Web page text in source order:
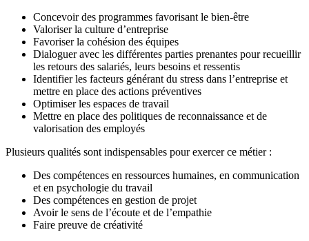
Concevoir des programmes favorisant le bien-être
Valoriser la culture d’entreprise
Favoriser la cohésion des équipes
Dialoguer avec les différentes parties prenantes pour recueillir
les retours des salariés, leurs besoins et ressentis
Identifier les facteurs générant du stress dans l’entreprise et
mettre en place des actions préventives
Optimiser les espaces de travail
Mettre en place des politiques de reconnaissance et de
valorisation des employés
Plusieurs qualités sont indispensables pour exercer ce métier :
Des compétences en ressources humaines, en communication
et en psychologie du travail
Des compétences en gestion de projet
Avoir le sens de l’écoute et de l’empathie
Faire preuve de créativité